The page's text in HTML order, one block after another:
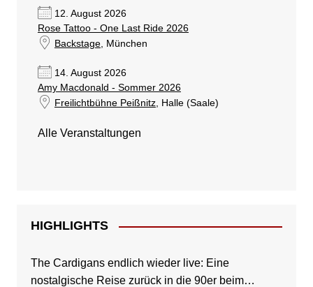
12. August 2026
Rose Tattoo - One Last Ride 2026
Backstage, München
14. August 2026
Amy Macdonald - Sommer 2026
Freilichtbühne Peißnitz, Halle (Saale)
Alle Veranstaltungen
HIGHLIGHTS
The Cardigans endlich wieder live: Eine
nostalgische Reise zurück in die 90er beim